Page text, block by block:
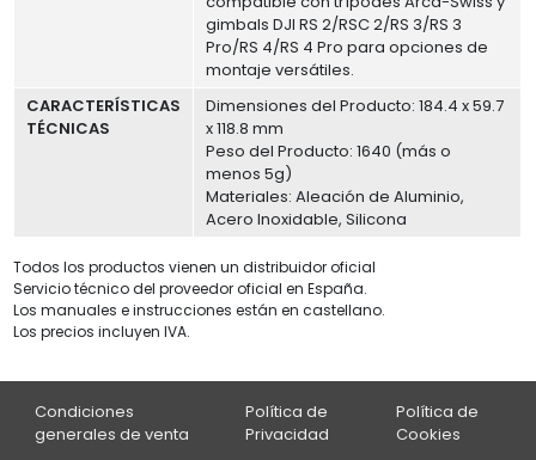
gimbals DJI RS 2/RSC 2/RS 3/RS 3
Pro/RS 4/RS 4 Pro para opciones de
montaje versátiles.
CARACTERÍSTICAS
TÉCNICAS
Dimensiones del Producto: 184.4 x 59.7
x 118.8 mm
Peso del Producto: 1640 (más o
menos 5g)
Materiales: Aleación de Aluminio,
Acero Inoxidable, Silicona
Todos los productos vienen un distribuidor oficial
Servicio técnico del proveedor oficial en España.
Los manuales e instrucciones están en castellano.
Los precios incluyen IVA.
Condiciones
generales de venta
Política de
Privacidad
Política de
Cookies